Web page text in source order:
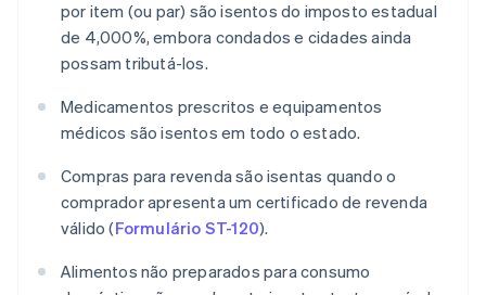
por item (ou par) são isentos do imposto estadual
de 4,000%, embora condados e cidades ainda
possam tributá-los.
Medicamentos prescritos e equipamentos
médicos são isentos em todo o estado.
Compras para revenda são isentas quando o
comprador apresenta um certificado de revenda
válido (Formulário ST-120).
Alimentos não preparados para consumo